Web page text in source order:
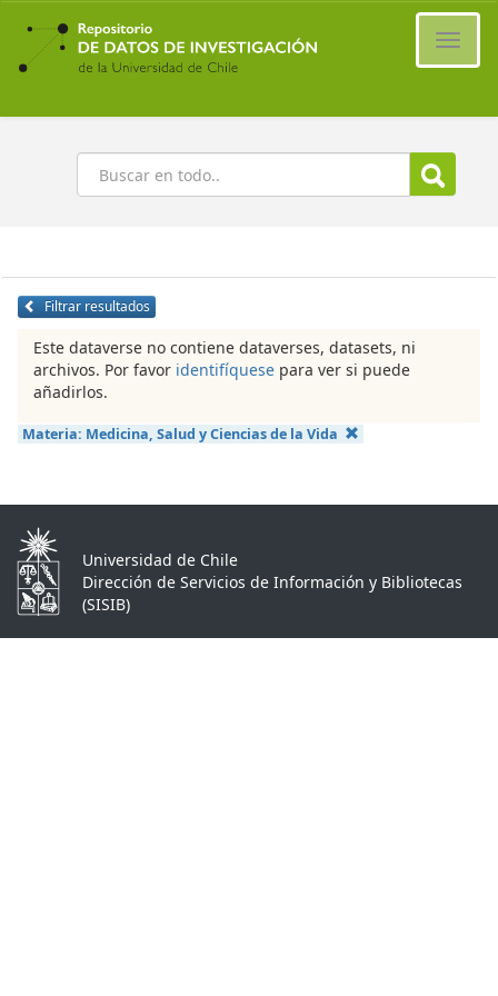
Ir
contenido
principal
Buscar
Filtrar resultados
Este dataverse no contiene dataverses, datasets, ni
archivos. Por favor identifíquese para ver si puede
añadirlos.
Materia: Medicina, Salud y Ciencias de la Vida
Universidad de Chile
Dirección de Servicios de Información y Bibliotecas
(SISIB)